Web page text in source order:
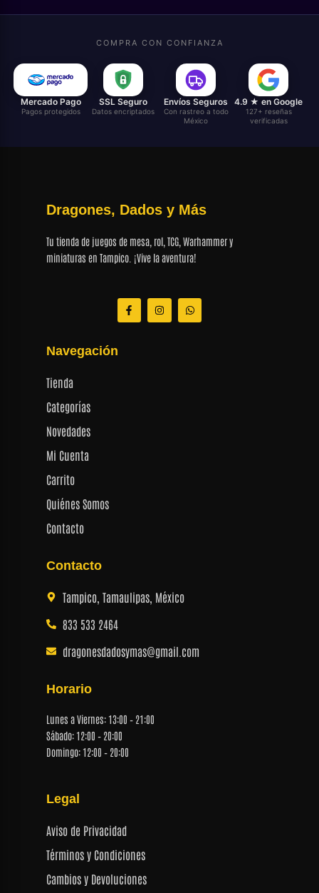
COMPRA CON CONFIANZA
Mercado Pago
Pagos protegidos
SSL Seguro
Datos encriptados
Envíos Seguros
Con rastreo a todo
México
4.9 ★ en Google
127+ reseñas
verificadas
Dragones, Dados y Más
Tu tienda de juegos de mesa, rol, TCG, Warhammer y
miniaturas en Tampico. ¡Vive la aventura!
a
c
n
s
h
a
Navegación
Tienda
Categorías
Novedades
Mi Cuenta
Carrito
Quiénes Somos
Contacto
Contacto
Tampico, Tamaulipas, México
833 533 2464
dragonesdadosymas@gmail.com
Horario
Lunes a Viernes: 13:00 – 21:00
Sábado: 12:00 – 20:00
Domingo: 12:00 – 20:00
Legal
Aviso de Privacidad
Términos y Condiciones
Cambios y Devoluciones